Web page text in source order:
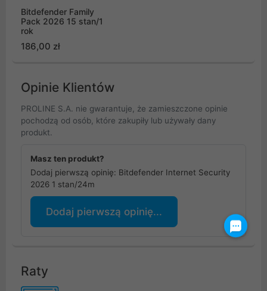
Bitdefender Family
Pack 2026 15 stan/1
rok
186,00 zł
Opinie Klientów
PROLINE S.A. nie gwarantuje, że zamieszczone opinie
pochodzą od osób, które zakupiły lub używały dany
produkt.
Masz ten produkt?
Dodaj pierwszą opinię: Bitdefender Internet Security
2026 1 stan/24m
Dodaj pierwszą opinię...
Raty